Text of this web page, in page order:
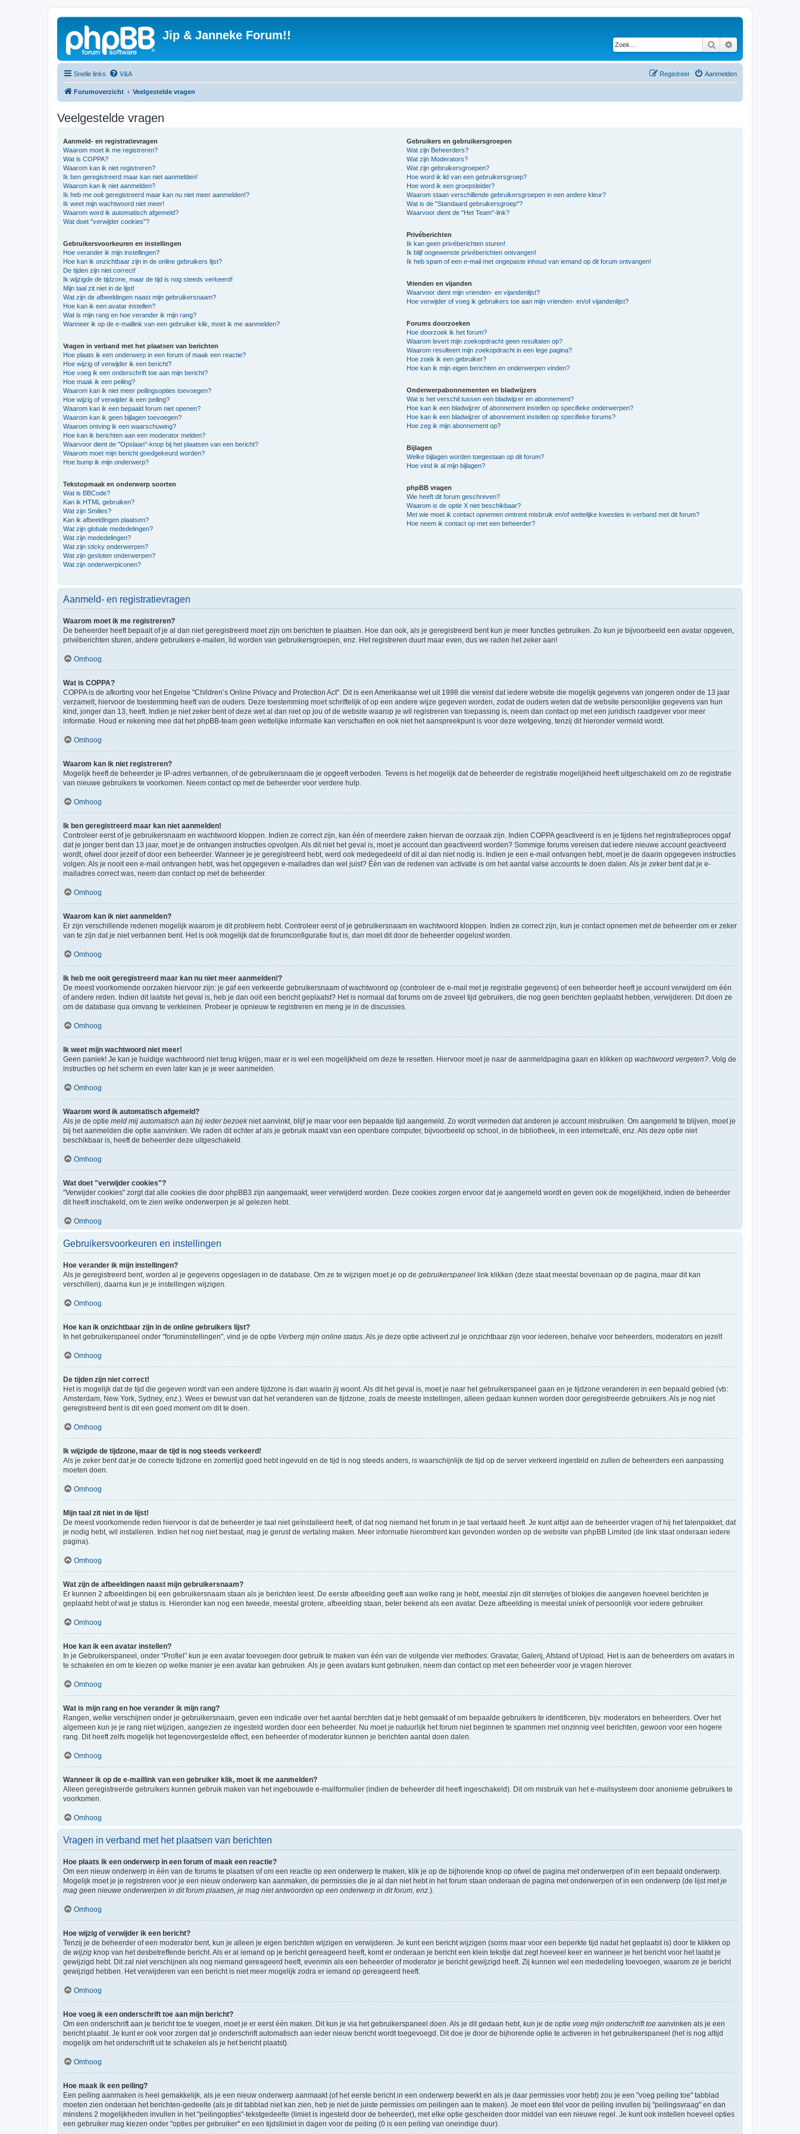
Jip & Janneke Forum!!
Zoek
Snelle links V&A Aanmelden
Registreer
Forumoverzicht Veelgestelde vragen
Veelgestelde vragen
Aanmeld- en registratievragen
Waarom moet ik me registreren?
Wat is COPPA?
Waarom kan ik niet registreren?
Ik ben geregistreerd maar kan niet aanmelden!
Waarom kan ik niet aanmelden?
Ik heb me ooit geregistreerd maar kan nu niet meer aanmelden!?
Ik weet mijn wachtwoord niet meer!
Waarom word ik automatisch afgemeld?
Wat doet "verwijder cookies"?
Gebruikersvoorkeuren en instellingen
Hoe verander ik mijn instellingen?
Hoe kan ik onzichtbaar zijn in de online gebruikers lijst?
De tijden zijn niet correct!
Ik wijzigde de tijdzone, maar de tijd is nog steeds verkeerd!
Mijn taal zit niet in de lijst!
Wat zijn de afbeeldingen naast mijn gebruikersnaam?
Hoe kan ik een avatar instellen?
Wat is mijn rang en hoe verander ik mijn rang?
Wanneer ik op de e-maillink van een gebruiker klik, moet ik me aanmelden?
Vragen in verband met het plaatsen van berichten
Hoe plaats ik een onderwerp in een forum of maak een reactie?
Hoe wijzig of verwijder ik een bericht?
Hoe voeg ik een onderschrift toe aan mijn bericht?
Hoe maak ik een peiling?
Waarom kan ik niet meer peilingsopties toevoegen?
Hoe wijzig of verwijder ik een peiling?
Waarom kan ik een bepaald forum niet openen?
Waarom kan ik geen bijlagen toevoegen?
Waarom ontving ik een waarschuwing?
Hoe kan ik berichten aan een moderator melden?
Waarvoor dient de "Opslaan"-knop bij het plaatsen van een bericht?
Waarom moet mijn bericht goedgekeurd worden?
Hoe bump ik mijn onderwerp?
Tekstopmaak en onderwerp soorten
Wat is BBCode?
Kan ik HTML gebruiken?
Wat zijn Smilies?
Kan ik afbeeldingen plaatsen?
Wat zijn globale mededelingen?
Wat zijn mededelingen?
Wat zijn sticky onderwerpen?
Wat zijn gesloten onderwerpen?
Wat zijn onderwerpiconen?
Gebruikers en gebruikersgroepen
Wat zijn Beheerders?
Wat zijn Moderators?
Wat zijn gebruikersgroepen?
Hoe word ik lid van een gebruikersgroep?
Hoe word ik een groepsleider?
Waarom staan verschillende gebruikersgroepen in een andere kleur?
Wat is de "Standaard gebruikersgroep"?
Waarvoor dient de "Het Team"-link?
Privéberichten
Ik kan geen privéberichten sturen!
Ik blijf ongewenste privéberichten ontvangen!
Ik heb spam of een e-mail met ongepaste inhoud van iemand op dit forum ontvangen!
Vrienden en vijanden
Waarvoor dient mijn vrienden- en vijandenlijst?
Hoe verwijder of voeg ik gebruikers toe aan mijn vrienden- en/of vijandenlijst?
Forums doorzoeken
Hoe doorzoek ik het forum?
Waarom levert mijn zoekopdracht geen resultaten op?
Waarom resulteert mijn zoekopdracht in een lege pagina?
Hoe zoek ik een gebruiker?
Hoe kan ik mijn eigen berichten en onderwerpen vinden?
Onderwerpabonnementen en bladwijzers
Wat is het verschil tussen een bladwijzer en abonnement?
Hoe kan ik een bladwijzer of abonnement instellen op specifieke onderwerpen?
Hoe kan ik een bladwijzer of abonnement instellen op specifieke forums?
Hoe zeg ik mijn abonnement op?
Bijlagen
Welke bijlagen worden toegestaan op dit forum?
Hoe vind ik al mijn bijlagen?
phpBB vragen
Wie heeft dit forum geschreven?
Waarom is de optie X niet beschikbaar?
Met wie moet ik contact opnemen omtrent misbruik en/of wettelijke kwesties in verband met dit forum?
Hoe neem ik contact op met een beheerder?
Aanmeld- en registratievragen
Waarom moet ik me registreren?
De beheerder heeft bepaalt of je al dan niet geregistreerd moet zijn om berichten te plaatsen. Hoe dan ook, als je geregistreerd bent kun je meer functies gebruiken. Zo kun je bijvoorbeeld een avatar opgeven,
privéberichten sturen, andere gebruikers e-mailen, lid worden van gebruikersgroepen, enz. Het registreren duurt maar even, dus we raden het zeker aan!
Omhoog
Wat is COPPA?
COPPA is de afkorting voor het Engelse "Children’s Online Privacy and Protection Act". Dit is een Amerikaanse wet uit 1998 die vereist dat iedere website die mogelijk gegevens van jongeren onder de 13 jaar
verzamelt, hiervoor de toestemming heeft van de ouders. Deze toestemming moet schriftelijk of op een andere wijze gegeven worden, zodat de ouders weten dat de website persoonlijke gegevens van hun
kind, jonger dan 13, heeft. Indien je niet zeker bent of deze wet al dan niet op jou of de website waarop je wil registreren van toepassing is, neem dan contact op met een juridisch raadgever voor meer
informatie. Houd er rekening mee dat het phpBB-team geen wettelijke informatie kan verschaffen en ook niet het aanspreekpunt is voor deze wetgeving, tenzij dit hieronder vermeld wordt.
Omhoog
Waarom kan ik niet registreren?
Mogelijk heeft de beheerder je IP-adres verbannen, of de gebruikersnaam die je opgeeft verboden. Tevens is het mogelijk dat de beheerder de registratie mogelijkheid heeft uitgeschakeld om zo de registratie
van nieuwe gebruikers te voorkomen. Neem contact op met de beheerder voor verdere hulp.
Omhoog
Ik ben geregistreerd maar kan niet aanmelden!
Controleer eerst of je gebruikersnaam en wachtwoord kloppen. Indien ze correct zijn, kan één of meerdere zaken hiervan de oorzaak zijn. Indien COPPA geactiveerd is en je tijdens het registratieproces opgaf
dat je jonger bent dan 13 jaar, moet je de ontvangen instructies opvolgen. Als dit niet het geval is, moet je account dan geactiveerd worden? Sommige forums vereisen dat iedere nieuwe account geactiveerd
wordt, ofwel door jezelf of door een beheerder. Wanneer je je geregistreerd hebt, werd ook medegedeeld of dit al dan niet nodig is. Indien je een e-mail ontvangen hebt, moet je de daarin opgegeven instructies
volgen. Als je nooit een e-mail ontvangen hebt, was het opgegeven e-mailadres dan wel juist? Één van de redenen van activatie is om het aantal valse accounts te doen dalen. Als je zeker bent dat je e-
mailadres correct was, neem dan contact op met de beheerder.
Omhoog
Waarom kan ik niet aanmelden?
Er zijn verschillende redenen mogelijk waarom je dit probleem hebt. Controleer eerst of je gebruikersnaam en wachtwoord kloppen. Indien ze correct zijn, kun je contact opnemen met de beheerder om er zeker
van te zijn dat je niet verbannen bent. Het is ook mogelijk dat de forumconfiguratie fout is, dan moet dit door de beheerder opgelost worden.
Omhoog
Ik heb me ooit geregistreerd maar kan nu niet meer aanmelden!?
De meest voorkomende oorzaken hiervoor zijn: je gaf een verkeerde gebruikersnaam of wachtwoord op (controleer de e-mail met je registratie gegevens) of een beheerder heeft je account verwijderd om één
of andere reden. Indien dit laatste het geval is, heb je dan ooit een bericht geplaatst? Het is normaal dat forums om de zoveel tijd gebruikers, die nog geen berichten geplaatst hebben, verwijderen. Dit doen ze
om de database qua omvang te verkleinen. Probeer je opnieuw te registreren en meng je in de discussies.
Omhoog
Ik weet mijn wachtwoord niet meer!
Geen paniek! Je kan je huidige wachtwoord niet terug krijgen, maar er is wel een mogelijkheid om deze te resetten. Hiervoor moet je naar de aanmeldpagina gaan en klikken op wachtwoord vergeten?. Volg de
instructies op het scherm en even later kan je je weer aanmelden.
Omhoog
Waarom word ik automatisch afgemeld?
Als je de optie meld mij automatisch aan bij ieder bezoekniet aanvinkt, blijf je maar voor een bepaalde tijd aangemeld. Zo wordt vermeden dat anderen je account misbruiken. Om aangemeld te blijven, moet je
bij het aanmelden die optie aanvinken. We raden dit echter af als je gebruik maakt van een openbare computer, bijvoorbeeld op school, in de bibliotheek, in een internetcafé, enz. Als deze optie niet
beschikbaar is, heeft de beheerder deze uitgeschakeld.
Omhoog
Wat doet "verwijder cookies"?
"Verwijder cookies" zorgt dat alle cookies die door phpBB3 zijn aangemaakt, weer verwijderd worden. Deze cookies zorgen ervoor dat je aangemeld wordt en geven ook de mogelijkheid, indien de beheerder
dit heeft inschakeld, om te zien welke onderwerpen je al gelezen hebt.
Omhoog
Gebruikersvoorkeuren en instellingen
Hoe verander ik mijn instellingen?
Als je geregistreerd bent, worden al je gegevens opgeslagen in de database. Om ze te wijzigen moet je op de gebruikerspaneel link klikken (deze staat meestal bovenaan op de pagina, maar dit kan
verschillen), daarna kun je je instellingen wijzigen.
Omhoog
Hoe kan ik onzichtbaar zijn in de online gebruikers lijst?
In het gebruikerspaneel onder "foruminstellingen", vind je de optie Verberg mijn online status. Als je deze optie activeert zul je onzichtbaar zijn voor iedereen, behalve voor beheerders, moderators en jezelf.
Omhoog
De tijden zijn niet correct!
Het is mogelijk dat de tijd die gegeven wordt van een andere tijdzone is dan waarin jij woont. Als dit het geval is, moet je naar het gebruikerspaneel gaan en je tijdzone veranderen in een bepaald gebied (vb:
Amsterdam, New York, Sydney, enz.). Wees er bewust van dat het veranderen van de tijdzone, zoals de meeste instellingen, alleen gedaan kunnen worden door geregistreerde gebruikers. Als je nog niet
geregistreerd bent is dit een goed moment om dit te doen.
Omhoog
Ik wijzigde de tijdzone, maar de tijd is nog steeds verkeerd!
Als je zeker bent dat je de correcte tijdzone en zomertijd goed hebt ingevuld en de tijd is nog steeds anders, is waarschijnlijk de tijd op de server verkeerd ingesteld en zullen de beheerders een aanpassing
moeten doen.
Omhoog
Mijn taal zit niet in de lijst!
De meest voorkomende reden hiervoor is dat de beheerder je taal niet geïnstalleerd heeft, of dat nog niemand het forum in je taal vertaald heeft. Je kunt altijd aan de beheerder vragen of hij het talenpakket, dat
je nodig hebt, wil installeren. Indien het nog niet bestaat, mag je gerust de vertaling maken. Meer informatie hieromtrent kan gevonden worden op de website van phpBB Limited (de link staat onderaan iedere
pagina).
Omhoog
Wat zijn de afbeeldingen naast mijn gebruikersnaam?
Er kunnen 2 afbeeldingen bij een gebruikersnaam staan als je berichten leest. De eerste afbeelding geeft aan welke rang je hebt, meestal zijn dit sterretjes of blokjes die aangeven hoeveel berichten je
geplaatst hebt of wat je status is. Hieronder kan nog een tweede, meestal grotere, afbeelding staan, beter bekend als een avatar. Deze afbeelding is meestal uniek of persoonlijk voor iedere gebruiker.
Omhoog
Hoe kan ik een avatar instellen?
In je Gebruikerspaneel, onder “Profiel” kun je een avatar toevoegen door gebruik te maken van één van de volgende vier methodes: Gravatar, Galerij, Afstand of Upload. Het is aan de beheerders om avatars in
te schakelen en om te kiezen op welke manier je een avatar kan gebruiken. Als je geen avatars kunt gebruiken, neem dan contact op met een beheerder voor je vragen hierover.
Omhoog
Wat is mijn rang en hoe verander ik mijn rang?
Rangen, welke verschijnen onder je gebruikersnaam, geven een indicatie over het aantal berchten dat je hebt gemaakt of om bepaalde gebruikers te identificeren, bijv. moderators en beheerders. Over het
algemeen kun je je rang niet wijzigen, aangezien ze ingesteld worden door een beheerder. Nu moet je natuurlijk het forum niet beginnen te spammen met onzinnig veel berichten, gewoon voor een hogere
rang. Dit heeft zelfs mogelijk het tegenovergestelde effect, een beheerder of moderator kunnen je berichten aantal doen dalen.
Omhoog
Wanneer ik op de e-maillink van een gebruiker klik, moet ik me aanmelden?
Alleen geregistreerde gebruikers kunnen gebruik maken van het ingebouwde e-mailformulier (indien de beheerder dit heeft ingeschakeld). Dit om misbruik van het e-mailsysteem door anonieme gebruikers te
voorkomen.
Omhoog
Vragen in verband met het plaatsen van berichten
Hoe plaats ik een onderwerp in een forum of maak een reactie?
Om een nieuw onderwerp in één van de forums te plaatsen of om een reactie op een onderwerp te maken, klik je op de bijhorende knop op ofwel de pagina met onderwerpen of in een bepaald onderwerp.
Mogelijk moet je je registreren voor je een nieuw onderwerp kan aanmaken, de permissies die je al dan niet hebt in het forum staan onderaan de pagina met onderwerpen of in een onderwerp (de lijst metje
mag geen nieuwe onderwerpen in dit forum plaatsen, je mag niet antwoorden op een onderwerp in dit forum, enz.).
Omhoog
Hoe wijzig of verwijder ik een bericht?
Tenzij je de beheerder of een moderator bent, kun je alleen je eigen berichten wijzigen en verwijderen. Je kunt een bericht wijzigen (soms maar voor een beperkte tijd nadat het geplaatst is) door te klikken op
de wijzig knop van het desbetreffende bericht. Als er al iemand op je bericht gereageerd heeft, komt er onderaan je bericht een klein tekstje dat zegt hoeveel keer en wanneer je het bericht voor het laatst je
gewijzigd hebt. Dit zal niet verschijnen als nog niemand gereageerd heeft, evenmin als een beheerder of moderator je bericht gewijzigd heeft. Zij kunnen wel een mededeling toevoegen, waarom ze je bericht
gewijzigd hebben. Het verwijderen van een bericht is niet meer mogelijk zodra er iemand op gereageerd heeft.
Omhoog
Hoe voeg ik een onderschrift toe aan mijn bericht?
Om een onderschrift aan je bericht toe te voegen, moet je er eerst één maken. Dit kun je via het gebruikerspaneel doen. Als je dit gedaan hebt, kun je de optie voeg mijn onderschrift toe aanvinken als je een
bericht plaatst. Je kunt er ook voor zorgen dat je onderschrift automatisch aan ieder nieuw bericht wordt toegevoegd. Dit doe je door de bijhorende optie te activeren in het gebruikerspaneel (het is nog altijd
mogelijk om het onderschrift uit te schakelen als je het bericht plaatst).
Omhoog
Hoe maak ik een peiling?
Een peiling aanmaken is heel gemakkelijk, als je een nieuw onderwerp aanmaakt (of het eerste bericht in een onderwerp bewerkt en als je daar permissies voor hebt) zou je een "voeg peiling toe" tabblad
moeten zien onderaan het berichten-gedeelte (als je dit tabblad niet kan zien, heb je niet de juiste permissies om peilingen aan te maken). Je moet een titel voor de peiling invullen bij "peilingsvraag" en dan
minstens 2 mogelijkheden invullen in het "peilingopties"-tekstgedeelte (limiet is ingesteld door de beheerder), met elke optie gescheiden door middel van een nieuwe regel. Je kunt ook instellen hoeveel opties
een gebruiker mag kiezen onder "opties per gebruiker" en een tijdslimiet in dagen voor de peiling (0 is een peiling van oneindige duur).